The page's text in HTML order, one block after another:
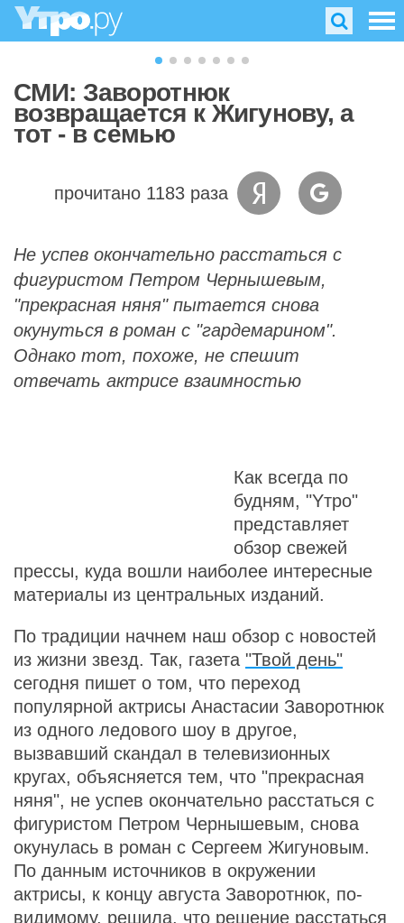
СМИ: Заворотнюк
возвращается к Жигунову, а
тот - в семью
прочитано 1183 раза
Не успев окончательно расстаться с
фигуристом Петром Чернышевым,
"прекрасная няня" пытается снова
окунуться в роман с "гардемарином".
Однако тот, похоже, не спешит
отвечать актрисе взаимностью
Как всегда по
будням, "Yтро"
представляет
обзор свежей
прессы, куда вошли наиболее интересные
материалы из центральных изданий.
По традиции начнем наш обзор с новостей
из жизни звезд. Так, газета "Твой день"
сегодня пишет о том, что переход
популярной актрисы Анастасии Заворотнюк
из одного ледового шоу в другое,
вызвавший скандал в телевизионных
кругах, объясняется тем, что "прекрасная
няня", не успев окончательно расстаться с
фигуристом Петром Чернышевым, снова
окунулась в роман с Сергеем Жигуновым.
По данным источников в окружении
актрисы, к концу августа Заворотнюк, по-
видимому, решила, что решение расcтаться